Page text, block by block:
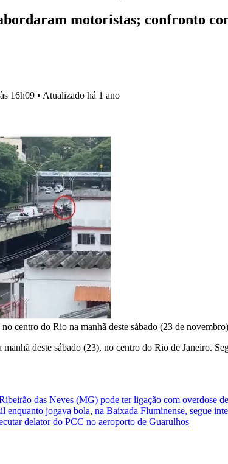
motoristas; confronto
16h09 • Atualizado há 1 ano
centro do Rio na manhã deste sábado (23 de novembro)
deste sábado (23), no centro do Rio de Janeiro.
das Neves (MG) pode ter ligação com overdose
jogava bola, na Baixada Fluminense, segue
delator do PCC no aeroporto de Guarulhos